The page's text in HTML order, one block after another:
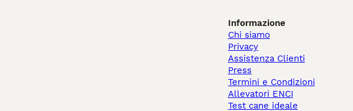
Informazione
Chi siamo
Privacy
Assistenza Clienti
Press
Termini e Condizioni
Allevatori ENCI
Test cane ideale